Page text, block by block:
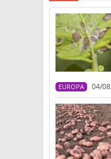
EUROPA 04/